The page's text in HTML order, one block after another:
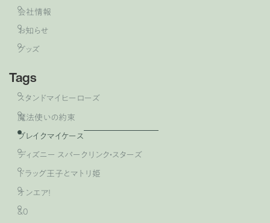
会社情報
お知らせ
グッズ
Tags
スタンドマイヒーローズ
魔法使いの約束
ブレイクマイケース
ディズニー スパークリンク・スターズ
ドラッグ王子とマトリ姫
オンエア！
&0